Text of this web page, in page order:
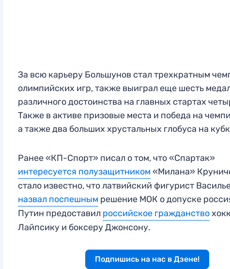
За всю карьеру Большунов стал трехкратным
олимпийских игр, также выиграл еще шесть
различного достоинства на главных стартах
Также в активе призовые места и победа на
а также два больших хрустальных глобуса на
Ранее «КП-Спорт» писал о том, что «Спартак»
интересуется полузащитником «Милана»
стало известно, что латвийский фигурист
назвал поспешным решение МОК о допуске
Путин предоставил российское гражданство
Лайпсику и боксеру Джонсону.
Подпишись на нас в Дзене!